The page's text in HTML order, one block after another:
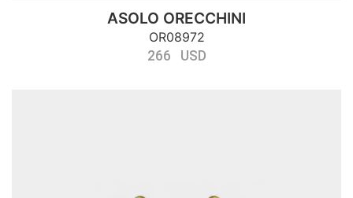
ASOLO ORECCHINI
OR08972
266 USD